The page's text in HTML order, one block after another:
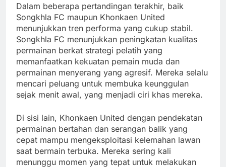
Dalam beberapa pertandingan terakhir, baik
Songkhla FC maupun Khonkaen United
menunjukkan tren performa yang cukup stabil.
Songkhla FC menunjukkan peningkatan kualitas
permainan berkat strategi pelatih yang
memanfaatkan kekuatan pemain muda dan
permainan menyerang yang agresif. Mereka selalu
mencari peluang untuk membuka keunggulan
sejak menit awal, yang menjadi ciri khas mereka.
Di sisi lain, Khonkaen United dengan pendekatan
permainan bertahan dan serangan balik yang
cepat mampu mengeksploitasi kelemahan lawan
saat bermain terbuka. Mereka sering kali
menunggu momen yang tepat untuk melakukan